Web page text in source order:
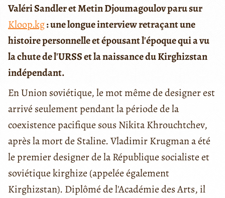
Valéri Sandler et Metin Djoumagoulov paru sur
Kloop.kg: une longue interview retraçant une
histoire personnelle et épousant l'époque qui a vu
la chute de l'URSS et la naissance du Kirghizstan
indépendant.
En Union soviétique, le mot même de designer est
arrivé seulement pendant la période de la
coexistence pacifique sous Nikita Khrouchtchev,
après la mort de Staline. Vladimir Krugman a été
le premier designer de la République socialiste et
soviétique kirghize (appelée également
Kirghizstan). Diplômé de l'Académie des Arts, il